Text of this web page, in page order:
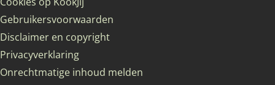
Gebruikersvoorwaarden
Disclaimer en copyright
Privacyverklaring
Onrechtmatige inhoud melden